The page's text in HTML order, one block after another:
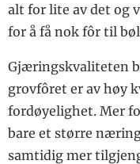
alt for lite av det og
for å få nok fôr til
Gjæringskvaliteten
grovfôret er av høy
fordøyelighet. Mer
bare et større
samtidig mer